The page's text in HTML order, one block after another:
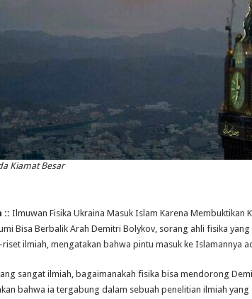
Kiamat Besar
:: Ilmuwan Fisika Ukraina Masuk Islam Karena Membuktikan
Bisa Berbalik Arah Demitri Bolykov, sorang ahli fisika
riset ilmiah, mengatakan bahwa pintu masuk ke Islamannya
sangat ilmiah, bagaimanakah fisika bisa mendorong
bahwa ia tergabung dalam sebuah penelitian ilmiah